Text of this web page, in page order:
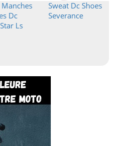
Dc
Ls
Sweat Dc Shoes
Severance